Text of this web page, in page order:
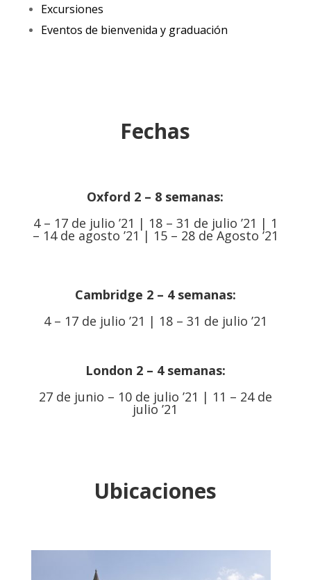
Excursiones
Eventos de bienvenida y graduación
Fechas
Oxford 2 – 8 semanas:
4 – 17 de julio ’21 | 18 – 31 de julio ’21 | 1
– 14 de agosto ’21 | 15 – 28 de Agosto ’21
Cambridge 2 – 4 semanas:
4 – 17 de julio ’21 | 18 – 31 de julio ’21
London 2 – 4 semanas:
27 de junio – 10 de julio ’21 | 11 – 24 de
julio ’21
Ubicaciones